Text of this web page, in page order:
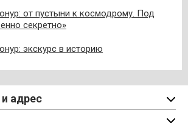
от пустыни к космодрому. Под
секретно»
экскурс в историю
адрес